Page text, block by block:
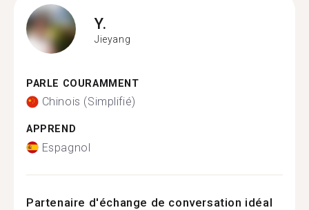
Y.
Jieyang
PARLE COURAMMENT
Chinois (Simplifié)
APPREND
Espagnol
Partenaire d'échange de conversation idéal